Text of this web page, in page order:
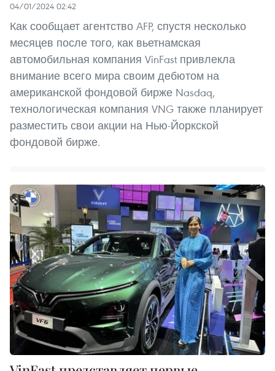
04/01/2024 02:42
Как сообщает агентство AFP, спустя несколько
месяцев после того, как вьетнамская
автомобильная компания VinFast привлекла
внимание всего мира своим дебютом на
американской фондовой бирже Nasdaq,
технологическая компания VNG также планирует
разместить свои акции на Нью-Йоркской
фондовой бирже.